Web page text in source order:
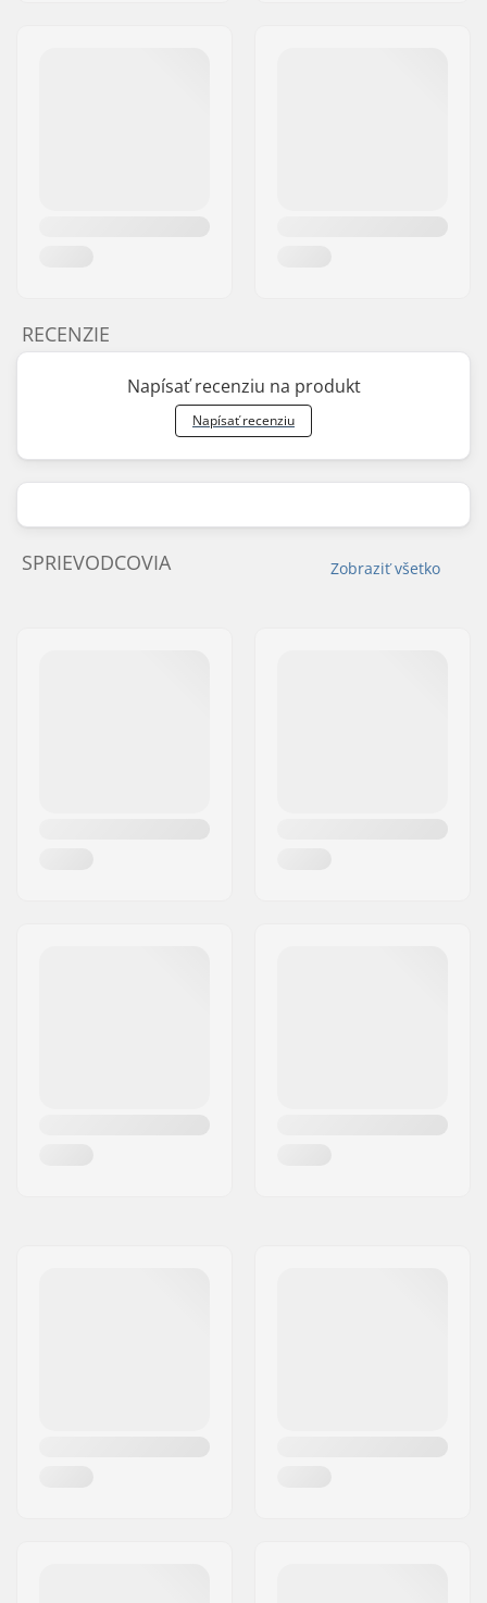
RECENZIE
Napísať recenziu na produkt
Napísať recenziu
Zobraziť všetko
SPRIEVODCOVIA